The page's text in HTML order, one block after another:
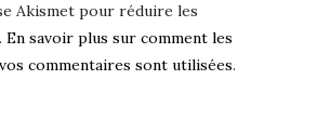
Akismet pour réduire les
En savoir plus sur comment les
commentaires sont utilisées.